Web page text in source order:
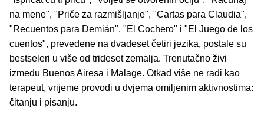
na mene", "Priče za razmišljanje", "Cartas para Claudia",
"Recuentos para Demián", "El Cochero" i "El Juego de los
cuentos", prevedene na dvadeset četiri jezika, postale su
bestseleri u više od trideset zemalja. Trenutačno živi
između Buenos Airesa i Malage. Otkad više ne radi kao
terapeut, vrijeme provodi u dvjema omiljenim aktivnostima:
čitanju i pisanju.